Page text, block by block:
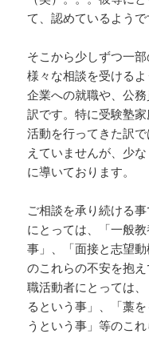
て、認めているようで
そこから少しずつ一
様々な相談を受ける
企業への就職や、公
訳です。特に受験塾
活動を行ってきた訳
えていませんが、少
に導いております。
ご相談を承り続ける
にとっては、「一般
事」、「面接と志望
のこれらの不安を抱
職活動者にとっては
るという事」、「藁
うという事」等のこ